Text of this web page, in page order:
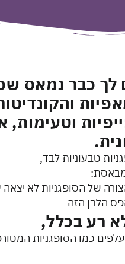
לך כבר נמאס
וטעימות,
טבעוניות לבד,
מבאסת:
של הסופגניות לא יצאה
הלבן הזה
רע בכלל,
כמו הסופגניות